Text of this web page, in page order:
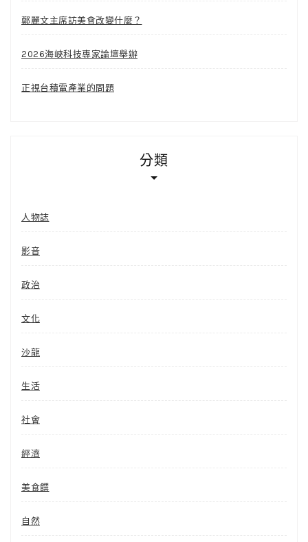
鄭麗文主席訪美會改變什麼？
2026海峽科技專家論壇舉辦
正視台積電產業的問題
分類
人物誌
影音
政治
文化
沙龍
生活
社會
經濟
美食饌
自然